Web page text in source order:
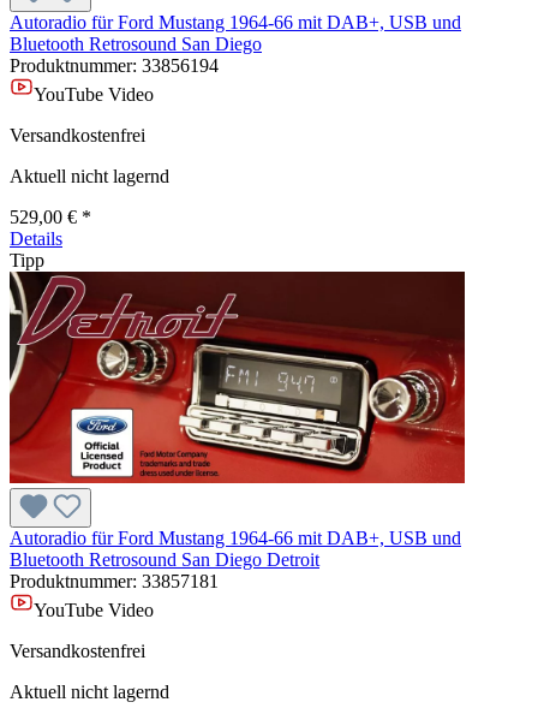
Autoradio für Ford Mustang 1964-66 mit DAB+, USB und
Bluetooth Retrosound San Diego
Produktnummer: 33856194
YouTube Video
Versandkostenfrei
Aktuell nicht lagernd
529,00 € *
Details
Tipp
Autoradio für Ford Mustang 1964-66 mit DAB+, USB und
Bluetooth Retrosound San Diego Detroit
Produktnummer: 33857181
YouTube Video
Versandkostenfrei
Aktuell nicht lagernd